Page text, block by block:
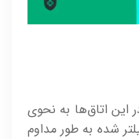
این اتاق‌ها به نحوی
شده به طور مداوم